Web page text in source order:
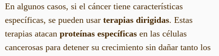
En algunos casos, si el cáncer tiene características
específicas, se pueden usar terapias dirigidas. Estas
terapias atacan proteínas específicas en las células
cancerosas para detener su crecimiento sin dañar tanto los